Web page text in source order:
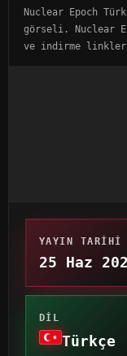
Nuclear Epoch
görseli. Nuclear
ve indirme
YAYIN TARIHI
25 Haz
DIL
Türkçe